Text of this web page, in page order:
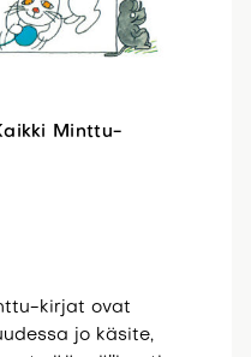
Minttu-
kirjat ovat
jo käsite,